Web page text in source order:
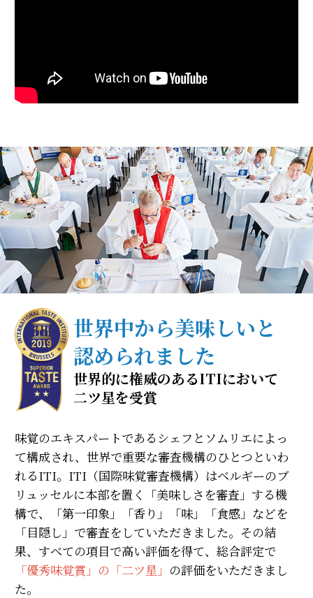
世界中から美味しいと
認められました
世界的に権威のあるITIにおいて
二ツ星を受賞
味覚のエキスパートであるシェフとソムリエによっ
て構成され、世界で重要な審査機構のひとつといわ
れるITI。ITI（国際味覚審査機構）はベルギーのブ
リュッセルに本部を置く「美味しさを審査」する機
構で、「第一印象」「香り」「味」「食感」などを
「目隠し」で審査をしていただきました。その結
果、すべての項目で高い評価を得て、総合評定で
「優秀味覚賞」の「二ツ星」 の評価をいただきまし
た。